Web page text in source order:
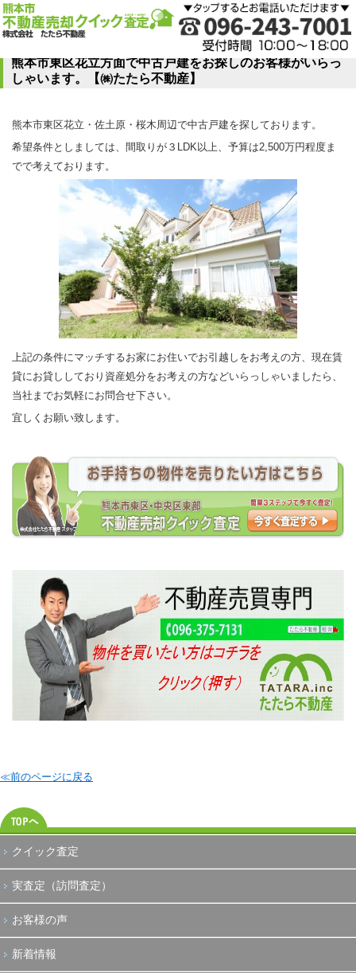
熊本市東区花立方面で中古戸建をお探しのお客様がいらっ
しゃいます。【㈱たたら不動産】
熊本市東区花立・佐土原・桜木周辺で中古戸建を探しております。
希望条件としましては、間取りが３LDK以上、予算は2,500万円程度ま
でで考えております。
上記の条件にマッチするお家にお住いでお引越しをお考えの方、現在賃
貸にお貸ししており資産処分をお考えの方などいらっしゃいましたら、
当社までお気軽にお問合せ下さい。
宜しくお願い致します。
≪前のページに戻る
クイック査定
実査定（訪問査定）
お客様の声
新着情報